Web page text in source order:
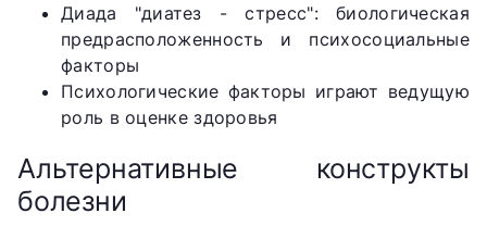
Диада "диатез - стресс": биологическая
предрасположенность и психосоциальные
факторы
Психологические факторы играют ведущую
роль в оценке здоровья
Альтернативные конструкты
болезни